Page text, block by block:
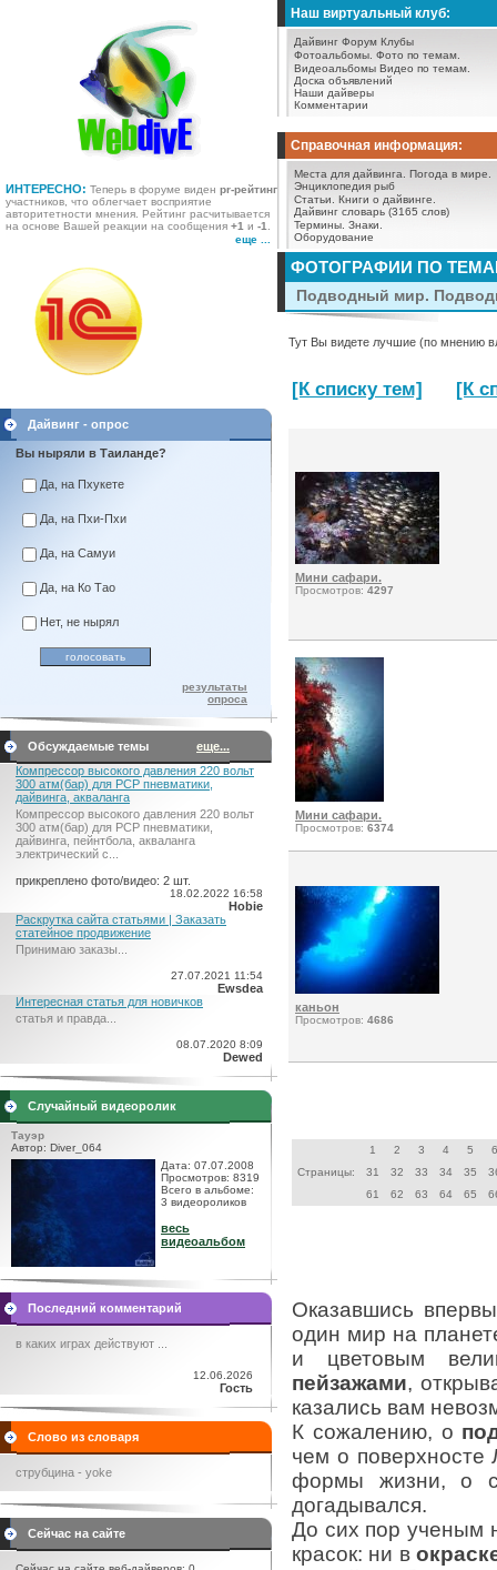
ИНТЕРЕСНО: Теперь в форуме виден pr-рейтинг
участников, что облегчает восприятие
авторитетности мнения. Рейтинг расчитывается
на основе Вашей реакции на сообщения +1 и -1
еще ...
Наш виртуальный клуб:
Дайвинг Форум Клубы
Фотоальбомы. Фото по темам.
Видеоальбомы Видео по темам.
Доска объявлений
Наши дайверы
Комментарии
Справочная информация:
Места для дайвинга.
Погода в мире.
Энциклопедия рыб
Статьи.
Книги о дайвинге.
Дайвинг словарь (3165 слов)
Термины. Знаки.
Оборудование
Дайвинг - опрос
Вы ныряли в Таиланде?
Да, на Пхукете
Да, на Пхи-Пхи
Да, на Самуи
Да, на Ко Тао
Нет, не нырял
результаты
опроса
Обсуждаемые темы
еще...
Компрессор высокого давления 220 вольт
300 атм(бар) для PCP пневматики,
дайвинга, акваланга
Компрессор высокого давления 220 вольт
300 атм(бар) для PCP пневматики,
дайвинга, пейнтбола, акваланга
электрический c...
прикреплено фото/видео: 2 шт.
18.02.2022 16:58
Hobie
Раскрутка сайта статьями | Заказать
статейное продвижение
Принимаю заказы...
27.07.2021 11:54
Ewsdea
Интересная статья для новичков
статья и правда...
08.07.2020 8:09
Dewed
Случайный видеоролик
Тауэр
Автор: Diver_064
Дата: 07.07.2008
Просмотров: 8319
Всего в альбоме:
3 видеороликов
весь
видеоальбом
Последний комментарий
в каких играх действуют ...
12.06.2026
Гость
Слово из словаря
струбцина - yoke
Сейчас на сайте
ФОТОГРАФИИ ПО
Подводный мир.
Тут Вы видете лучшие (по мнению
[К списку тем] [К
Мини сафари.
Просмотров: 4297
Мини сафари.
Просмотров: 6374
каньон
Просмотров: 4686
Страницы:
1 2 3 4 5
6
31
32 33 34 35
61
62 63 64 65
Оказавшись
один мир на
и цветовым
пейзажами,
казались вам
К сожалению, о
чем о
формы жизни, о
догадывался.
До сих пор ученым
красок: ни в